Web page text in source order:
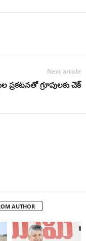
Next article
ప్ర‌క‌ట‌న‌తో గ్రూపుల‌కు చెక్‌
AUTHOR